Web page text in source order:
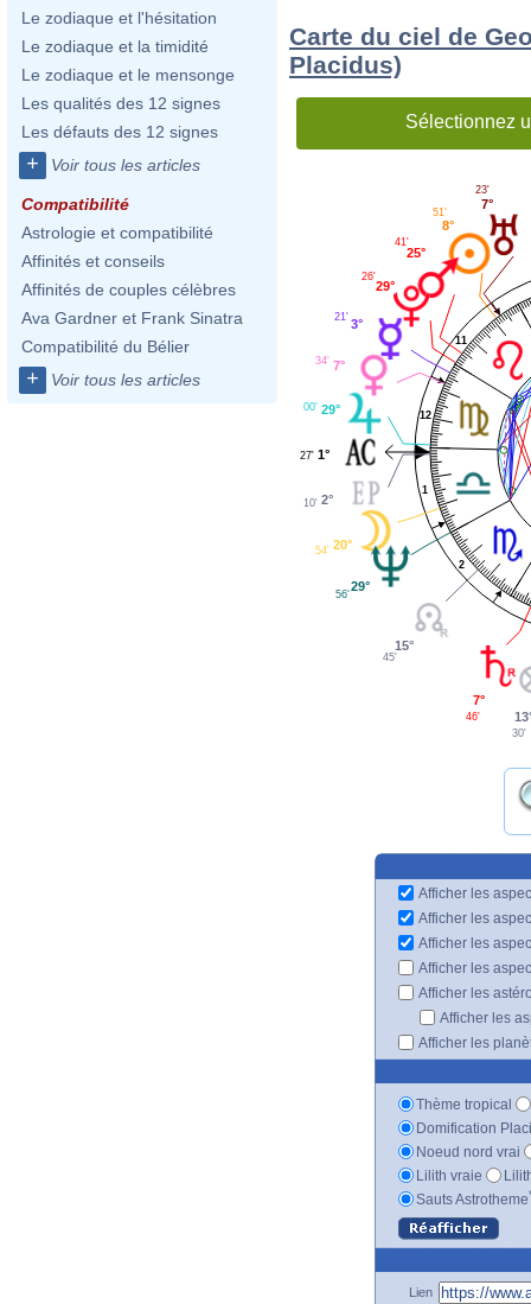
Le zodiaque et l'hésitation
Le zodiaque et la timidité
Le zodiaque et le mensonge
Les qualités des 12 signes
Les défauts des 12 signes
+ Voir tous les articles
Compatibilité
Astrologie et compatibilité
Affinités et conseils
Affinités de couples célèbres
Ava Gardner et Frank Sinatra
Compatibilité du Bélier
+ Voir tous les articles
Carte du ciel de
Placidus)
Sélectionnez
1
2
11
12
7°
23'
8°
51'
25°
41'
29°
26'
3°
21'
7°
34'
29°
00'
1°
27'
2°
10'
20°
54'
29°
56'
15°
45'
7°
46'
30'
Afficher les
Afficher les
Afficher les
Afficher les
Afficher les
Afficher les
Afficher les
Thème tropical
Domification
Noeud nord vrai
Lilith vraie
Sauts Astrotheme
Lien